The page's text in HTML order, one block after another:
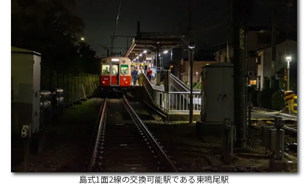
島式1面2線の交換可能駅である東鳴尾駅